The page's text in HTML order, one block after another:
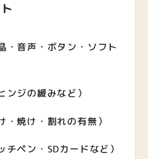
・音声・ボタン・ソフト
ジの緩みなど）
・焼け・割れの有無）
ペン・SDカードなど）